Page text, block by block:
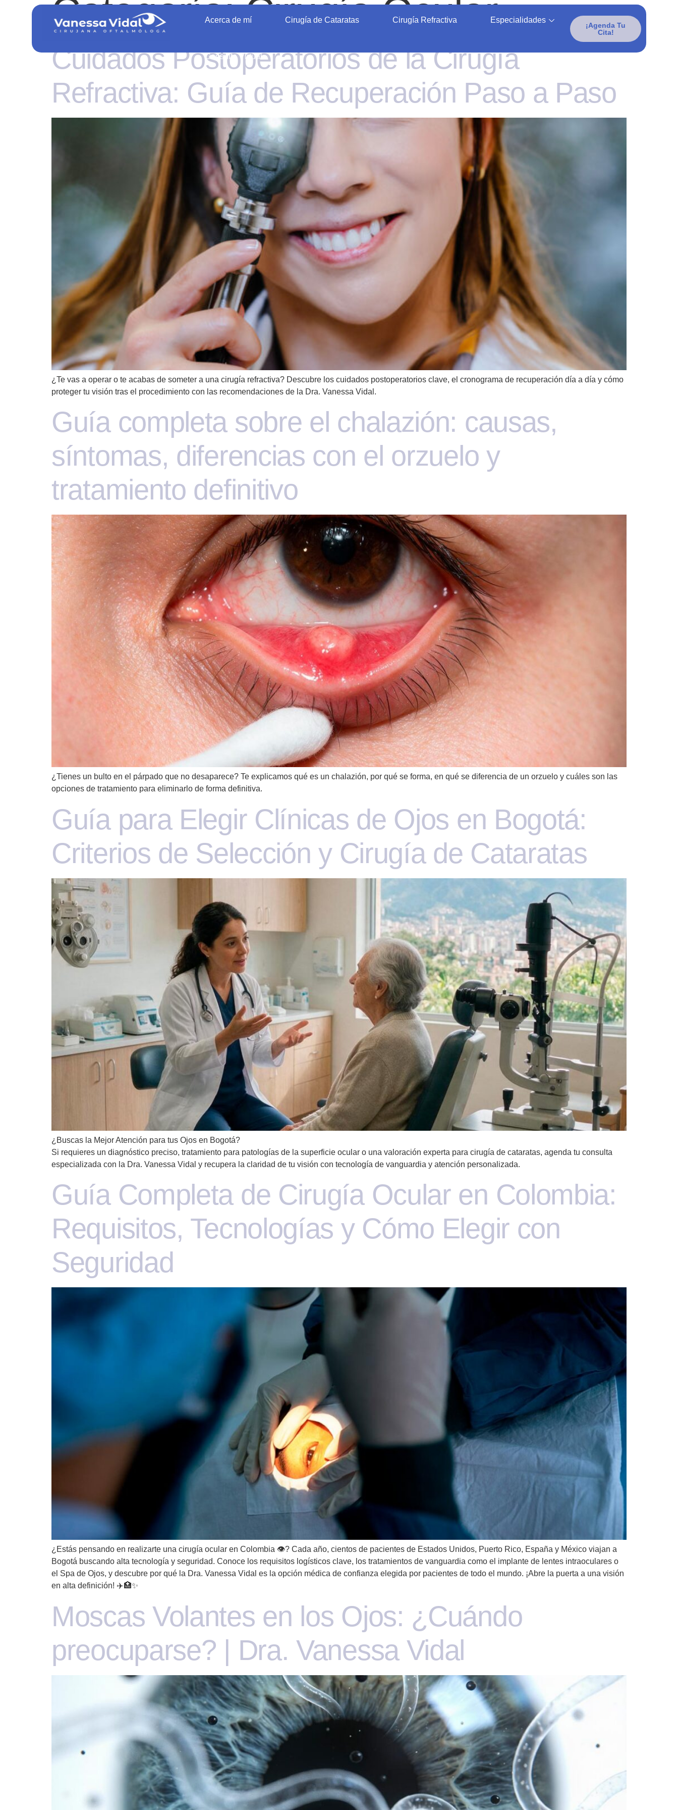
Acerca de mí Cirugía de Cataratas Cirugía Refractiva Especialidades
Consulta Virtual
¡Agenda Tu
Cita!
Categoría:Cirugía Ocular
Cuidados Postoperatorios de la Cirugía
Refractiva: Guía de Recuperación Paso a Paso
¿Te vas a operar o te acabas de someter a una cirugía refractiva? Descubre los cuidados postoperatorios clave, el cronograma de recuperación día a día y cómo
proteger tu visión tras el procedimiento con las recomendaciones de la Dra. Vanessa Vidal.
Guía completa sobre el chalazión: causas,
síntomas, diferencias con el orzuelo y
tratamiento definitivo
¿Tienes un bulto en el párpado que no desaparece? Te explicamos qué es un chalazión, por qué se forma, en qué se diferencia de un orzuelo y cuáles son las
opciones de tratamiento para eliminarlo de forma definitiva.
Guía para Elegir Clínicas de Ojos en Bogotá:
Criterios de Selección y Cirugía de Cataratas
¿Buscas la Mejor Atención para tus Ojos en Bogotá?
Si requieres un diagnóstico preciso, tratamiento para patologías de la superficie ocular o una valoración experta para cirugía de cataratas, agenda tu consulta
especializada con la Dra. Vanessa Vidal y recupera la claridad de tu visión con tecnología de vanguardia y atención personalizada.
Guía Completa de Cirugía Ocular en Colombia:
Requisitos, Tecnologías y Cómo Elegir con
Seguridad
¿Estás pensando en realizarte una cirugía ocular en Colombia 👁️? Cada año, cientos de pacientes de Estados Unidos, Puerto Rico, España y México viajan a
Bogotá buscando alta tecnología y seguridad. Conoce los requisitos logísticos clave, los tratamientos de vanguardia como el implante de lentes intraoculares o
el Spa de Ojos, y descubre por qué la Dra. Vanessa Vidal es la opción médica de confianza elegida por pacientes de todo el mundo. ¡Abre la puerta a una visión
en alta definición! ✈️🏥✨
Moscas Volantes en los Ojos: ¿Cuándo
preocuparse? | Dra. Vanessa Vidal